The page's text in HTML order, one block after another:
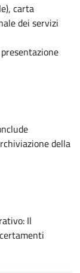
carta
dei servizi
della
Il